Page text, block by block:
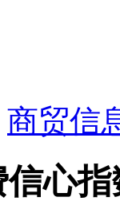
商贸信
心